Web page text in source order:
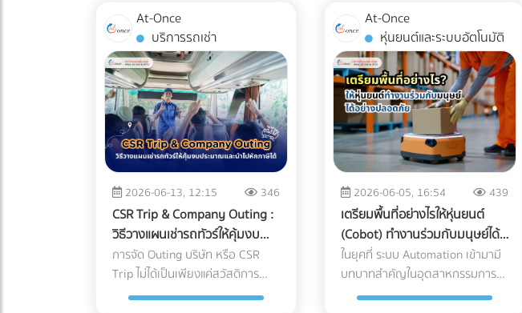
Restart Time): ไฟดับ 15 นาที ไม่ได้
แปลว่ากลับมาผลิตต่อได้ในนาทีที่
16 เครื่องจักรขนาดใหญ่ CNC หรือ
เตาอบ ต้องใช้เวลาวอร์มอัปและตั้ง
ค่าพารามิเตอร์ใหม่ ซึ่งอาจกินเวลา
เป็นชั่วโมง ค่าปรับและความเชื่อมั่น
(Penalties & Reputation): การ
สะดุดของแผนการผลิตนำไปสู่การ
ส่งมอบสินค้าล่าช้า (Late Delivery)
ซึ่งอาจโดนลูกค้ารายใหญ่ปรับ หรือ
ร้ายแรงที่สุดคือถูกตัดออกจาก
Supply Chain นวัตกรรมเปลี่ยน
เกม: Solar Hybrid + Industrial
ESS ทำงานอย่างไร? ระบบนี้คือการ
รวมร่างกันระหว่าง แผงโซลาร์เซลล์
(ผลิตไฟ) + อินเวอร์เตอร์แบบไฮบริด
โอกาสในการขอเข้าพบ (Pitching)
ได้มหาศาล การลงทุนทำ Web-AR
บนแคตตาล็อกสินค้าเพียงครั้งเดียว
สามารถนำไปใช้งานซ้ำได้ทั้งในงาน
อีเวนต์ (Exhibition) และการส่ง
Direct Mail ไปหาลูกค้าระดับ VIP
พร้อมที่จะฉีกกฎการทำสื่อสิ่งพิมพ์
แบบเดิมๆ หรือยัง? เพิ่มขีดความ
สามารถให้ทีมเซลส์ของคุณด้วยสื่อ
นำเสนอยุคใหม่ ที่ At-once เรามี
รวบรวม Digital Marketing
Agency และผู้เชี่ยวชาญด้านการ
พัฒนา Web-AR และ 3D Model ที่
พร้อมเปลี่ยนโบรชัวร์ของคุณให้
กลายเป็นพนักงานขายมือทอง ค้น
หาพาร์ทเนอร์ที่ใช่ได้เลยวันนี้! ที่นี่!
เรี่ยดิน ระบบจะตีธงแดงทันที 2.
ขาดทุนสะสมติดต่อกัน... แต่เจ้าของ
รวยขึ้น บริษัทแจ้งงบการเงินว่า
"ขาดทุน" หรือ "กำไรน้อยมาก" ต่อ
เนื่อง 3-5 ปี แต่กรรมการบริษัทกลับ
มีการซื้อทรัพย์สินขนาดใหญ่ เช่น รถ
สปอร์ต อสังหาริมทรัพย์ หรือมีการ
โอนเงินออกไปยังบัญชีส่วนตัวบ่อย
ครั้ง AI จะประเมินว่านี่คือการโยกเงิน
บริษัท (Siphoning) หรือการปกปิด
รายได้ 3. สินค้าคงเหลือ
(Inventory) ในงบ ไม่สอดคล้องกับ
ความเป็นจริง นี่คือจุดตายของธุรกิจ
ซื้อมาขายไป หากยอดขายของคุณ
น้อย แต่การสั่งซื้อวัตถุดิบหรือนำเข้า
สินค้ามีปริมาณมหาศาลจน "สต็อก
ที่ได้รับการรับรองว่ามาจากป่าปลูก
เชิงพาณิชย์ที่มีการจัดการอย่าง
ยั่งยืน ไม่ตัดไม้ทำลายป่า การใช้
สัญลักษณ์ FSC บนบรรจุภัณฑ์คือใบ
ผ่านทางชั้นดีที่ช่วยให้สินค้าของคุณ
ส่งออกไปยังยุโรปและอเมริกาได้โดย
ไม่ถูกตั้งคำถาม หมึกถั่วเหลือง (Soy
Ink): หมึกพิมพ์แบบดั้งเดิม
(Petroleum-based) มีสาร VOCs
(Volatile Organic Compounds)
สูง ซึ่งเป็นก๊าซเรือนกระจกและเป็น
อุปสรรคต่อกระบวนการรีไซเคิล
กระดาษ ในขณะที่ Soy Ink ทำจาก
น้ำมันพืช ย่อยสลายได้ทางชีวภาพ
และทำให้กระดาษถูกนำไปรีไซเคิลใหม่
ได้ง่ายขึ้นมาก Key Insight: การ
Forwarder" หลายองค์กรมีความ
เชื่อว่า การจัดการจองเรือและเดิน
พิธีการศุลกากรด้วยตัวเองเป็น
เพียงงานเอกสาร (Paperwork)
ทั่วไปที่ใครๆ ก็ทำได้ แต่ในความเป็น
จริง โลกของการค้าระหว่างประเทศ
ถูกผูกมัดด้วยกฎหมายและข้อบังคับ
ที่ซับซ้อน การพยายามประหยัดงบ
หลักพันในการจ้างผู้เชี่ยวชาญ อาจ
นำไปสู่ "ต้นทุนแฝงและค่าปรับหลัก
ล้าน" ที่สามารถทำให้ธุรกิจสะดุด
จนถึงขั้นวิกฤตได้ นี่คือบทเรียนราคา
แพงและความเสี่ยงระดับโครงสร้าง ที่
ธุรกิจต้องแบกรับเมื่อตัดสินใจ
จัดการเอกสารและพิกัดศุลกากรด้วย
(Medical Grade Plastic) ที่มี
คุณสมบัติยอดเยี่ยม ทนทาน และเข้า
กันได้ทางชีวภาพ (Biocompatible)
มากเพียงใด แต่หากกระบวนการ
ผลิตและการบรรจุเกิดขึ้นในสภาพ
แวดล้อมที่ไม่ได้มาตรฐาน พลาสติก
เหล่านั้นก็อาจกลายเป็นพาหะนำเชื้อ
โรคชั้นดี นี่คือจุดที่ "ห้องปลอดเชื้อ"
หรือ "Cleanroom" เข้ามามีบทบาท
สำคัญในฐานะด่านป้อมปราการที่
แข็งแกร่งที่สุด ในการปกป้อง
อุปกรณ์การแพทย์ให้รอดพ้นจาก
การปนเปื้อนก่อนถึงมือแพทย์และ
คนไข้ Cleanroom ในอุตสาหกรรม
พลาสติกการแพทย์ คืออะไร?
At-Once
บริการรถเช่า
2026-06-13, 12:15 346
CSR Trip & Company Outing :
วิธีวางแผนเช่ารถทัวร์ให้คุ้มงบ
ประมาณและนำไปหักภาษีได้
การจัด Outing บริษัท หรือ CSR
Trip ไม่ได้เป็นเพียงแค่สวัสดิการ
พนักงานที่ ฝ่ายทรัพยากรบุคคล
At-Once
หุ่นยนต์และระบบอัตโนมัติ
2026-06-05, 16:54 439
เตรียมพื้นที่อย่างไรให้หุ่นยนต์
(Cobot) ทำงานร่วมกับมนุษย์ได้
อย่างปลอดภัย
ในยุคที่ ระบบ Automation เข้ามามี
บทบาทสำคัญในอุตสาหกรรมการ
ผลิต การนำ AGV หรือ หุ่นยนต์ที่วิ่ง